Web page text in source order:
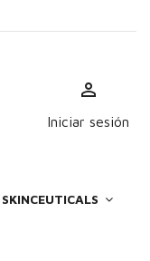
Iniciar sesión
SKINCEUTICALS